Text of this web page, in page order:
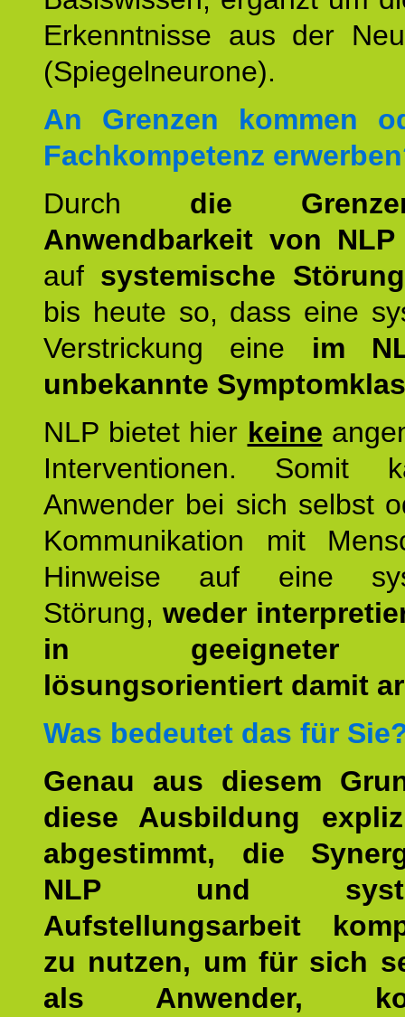
Erkenntnisse aus der
(Spiegelneurone).
An Grenzen kommen
Fachkompetenz
Durch die
Anwendbarkeit von NLP
auf systemische
bis heute so, dass eine
Verstrickung eine im
unbekannte
NLP bietet hier keine
Interventionen. Somit
Anwender bei sich selbst
Kommunikation mit
Hinweise auf eine
Störung, weder
in geeigneter
lösungsorientiert damit
Was bedeutet das für
Genau aus diesem
diese Ausbildung
abgestimmt, die
NLP und
Aufstellungsarbeit
zu nutzen, um für sich
als Anwender,